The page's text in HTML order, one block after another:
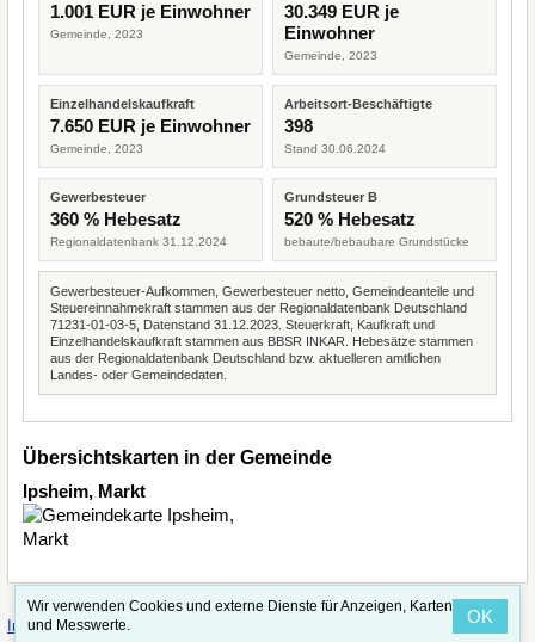
1.001 EUR je Einwohner
Gemeinde, 2023
30.349 EUR je
Einwohner
Gemeinde, 2023
Einzelhandelskaufkraft
7.650 EUR je Einwohner
Gemeinde, 2023
Arbeitsort-Beschäftigte
398
Stand 30.06.2024
Gewerbesteuer
360 % Hebesatz
Regionaldatenbank 31.12.2024
Grundsteuer B
520 % Hebesatz
bebaute/bebaubare Grundstücke
Gewerbesteuer-Aufkommen, Gewerbesteuer netto, Gemeindeanteile und
Steuereinnahmekraft stammen aus der Regionaldatenbank Deutschland
71231-01-03-5, Datenstand 31.12.2023. Steuerkraft, Kaufkraft und
Einzelhandelskaufkraft stammen aus BBSR INKAR. Hebesätze stammen
aus der Regionaldatenbank Deutschland bzw. aktuelleren amtlichen
Landes- oder Gemeindedaten.
Übersichtskarten in der Gemeinde
Ipsheim, Markt
Impressum·Straßenindex
Wir verwenden Cookies und externe Dienste für Anzeigen, Karten
und Messwerte.
OK